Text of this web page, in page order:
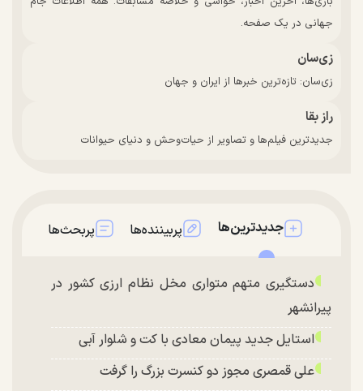
جهانی در یک صفحه.
زی‌سان
زی‌سان: تازه‌ترین خبرها از ایران و جهان
راز بقا
جدیدترین فیلم‌ها و تصاویر از حیات‌وحش و دنیای حیوانات
جدیدترین‌ها پربیننده‌ها پربحث‌ها
دستگیری متهم متواری مخل نظام ارزی کشور در
پیرانشهر
استایل جدید پیمان معادی با کت و شلوار آبی
علی قمصری مجوز دو کنسرت بزرگ را گرفت